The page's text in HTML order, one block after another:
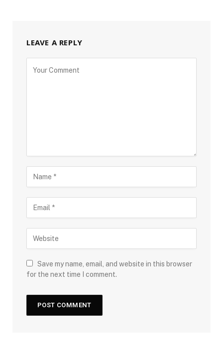
LEAVE A REPLY
Save my name, email, and website in this browser
for the next time I comment.